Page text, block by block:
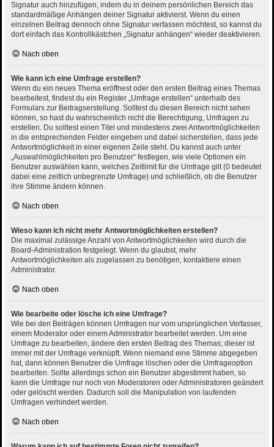
Signatur auch hinzufügen, indem du in deinem persönlichen Bereich das
standardmäßige Anhängen deiner Signatur aktivierst. Wenn du einen
einzelnen Beitrag dennoch ohne Signatur verfassen möchtest, so kannst du
dort einfach das Kontrollkästchen „Signatur anhängen“ wieder deaktivieren.
Nach oben
Wie kann ich eine Umfrage erstellen?
Wenn du ein neues Thema eröffnest oder den ersten Beitrag eines Themas
bearbeitest, findest du ein Register „Umfrage erstellen“ unterhalb des
Formulars zur Beitragserstellung. Solltest du diesen Bereich nicht sehen
können, so hast du wahrscheinlich nicht die Berechtigung, Umfragen zu
erstellen. Du solltest einen Titel und mindestens zwei Antwortmöglichkeiten
in die entsprechenden Felder eingeben und dabei sicherstellen, dass jede
Antwortmöglichkeit in einer eigenen Zeile steht. Du kannst auch unter
„Auswahlmöglichkeiten pro Benutzer“ festlegen, wie viele Optionen ein
Benutzer auswählen kann, welches Zeitlimit für die Umfrage gilt (0 bedeutet
dabei eine zeitlich unbegrenzte Umfrage) und schließlich, ob die Benutzer
ihre Stimme ändern können.
Nach oben
Wieso kann ich nicht mehr Antwortmöglichkeiten erstellen?
Die maximal zulässige Anzahl von Antwortmöglichkeiten wird durch die
Board-Administration festgelegt. Wenn du glaubst, mehr
Antwortmöglichkeiten als zugelassen zu benötigen, kontaktiere einen
Administrator.
Nach oben
Wie bearbeite oder lösche ich eine Umfrage?
Wie bei den Beiträgen können Umfragen nur vom ursprünglichen Verfasser,
einem Moderator oder einem Administrator bearbeitet werden. Um eine
Umfrage zu bearbeiten, ändere den ersten Beitrag des Themas; dieser ist
immer mit der Umfrage verknüpft. Wenn niemand eine Stimme abgegeben
hat, dann können Benutzer die Umfrage löschen oder die Umfrageoption
bearbeiten. Sollte allerdings schon ein Benutzer abgestimmt haben, so
kann die Umfrage nur noch von Moderatoren oder Administratoren geändert
oder gelöscht werden. Dadurch soll die Manipulation von laufenden
Umfragen verhindert werden.
Nach oben